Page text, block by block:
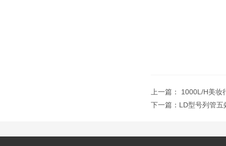
上一篇： 1000L/H美妆
下一篇： LD型号列管